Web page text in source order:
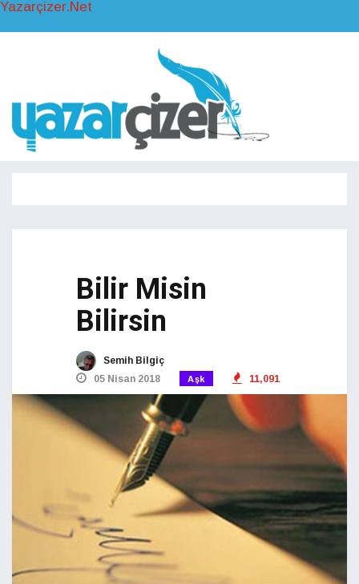
Yazarçizer.Net
Bilir Misin
Bilirsin
Semih Bilgiç
05 Nisan 2018
Aşk 11,091